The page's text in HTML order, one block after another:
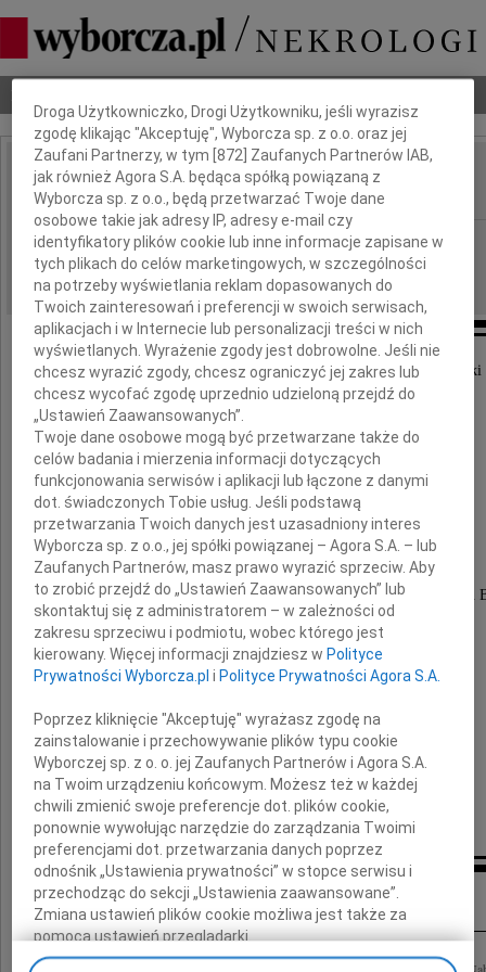
IMIĘ I NAZWISKO: Jerzy Fellmann
REGION: Warszawa
DATA EMISJI: 31.12.2009
W dniu 15 grudnia 2009 roku odszedł na wieki
prof. dr hab.
Jerzy Fellmann
wybitny geodeta, a także świetny tenisista
Jego pogrzeb odbył się 21 grudnia 2009 roku na Cmentarzu
Żegnają Go
koledzy z byłej Sekcji Tenisowej Polonii,
a wraz z nimi były Prezes PZT
prof. Andrzej Targowski (USA)
Kondolencje
Dbamy o Twoją prywatność
Droga Użytkowniczko, Drogi Użytkowniku, jeśli wyrazisz
zgodę klikając "Akceptuję", Wyborcza sp. z o.o. oraz jej
Zaufani Partnerzy, w tym [872] Zaufanych Partnerów IAB,
jak również Agora S.A. będąca spółką powiązaną z
Wyborcza sp. z o.o., będą przetwarzać Twoje dane
osobowe takie jak adresy IP, adresy e-mail czy
identyfikatory plików cookie lub inne informacje zapisane w
tych plikach do celów marketingowych, w szczególności
na potrzeby wyświetlania reklam dopasowanych do
Twoich zainteresowań i preferencji w swoich serwisach,
aplikacjach i w Internecie lub personalizacji treści w nich
wyświetlanych. Wyrażenie zgody jest dobrowolne. Jeśli nie
chcesz wyrazić zgody, chcesz ograniczyć jej zakres lub
chcesz wycofać zgodę uprzednio udzieloną przejdź do
„Ustawień Zaawansowanych”.
Twoje dane osobowe mogą być przetwarzane także do
celów badania i mierzenia informacji dotyczących
funkcjonowania serwisów i aplikacji lub łączone z danymi
dot. świadczonych Tobie usług. Jeśli podstawą
przetwarzania Twoich danych jest uzasadniony interes
Wyborcza sp. z o.o., jej spółki powiązanej – Agora S.A. – lub
Zaufanych Partnerów, masz prawo wyrazić sprzeciw. Aby
to zrobić przejdź do „Ustawień Zaawansowanych” lub
skontaktuj się z administratorem – w zależności od
zakresu sprzeciwu i podmiotu, wobec którego jest
kierowany. Więcej informacji znajdziesz wPolityce
Prywatności Wyborcza.pl iPolityce Prywatności Agora S.A.
Poprzez kliknięcie "Akceptuję" wyrażasz zgodę na
zainstalowanie i przechowywanie plików typu cookie
Wyborczej sp. z o. o. jej Zaufanych Partnerów i Agora S.A.
na Twoim urządzeniu końcowym. Możesz też w każdej
chwili zmienić swoje preferencje dot. plików cookie,
ponownie wywołując narzędzie do zarządzania Twoimi
preferencjami dot. przetwarzania danych poprzez
odnośnik „Ustawienia prywatności” w stopce serwisu i
przechodząc do sekcji „Ustawienia zaawansowane”.
Zmiana ustawień plików cookie możliwa jest także za
pomocą ustawień przeglądarki.